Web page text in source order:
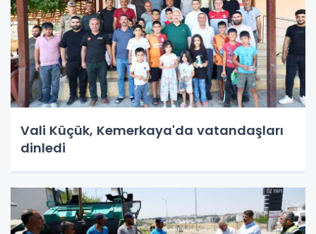
Vali Küçük, Kemerkaya'da vatandaşları
dinledi